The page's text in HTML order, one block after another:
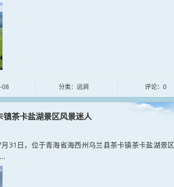
08 分类：远涧 评论：0
茶卡盐湖景区风景迷人
31日，位于青海省海西州乌兰县茶卡镇茶卡盐湖景